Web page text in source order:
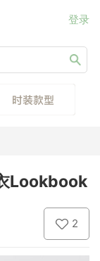
登录
Lookbook
2